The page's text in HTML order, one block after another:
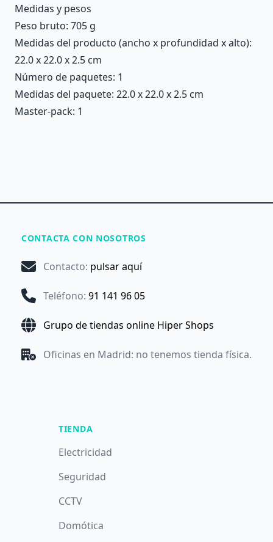
Medidas y pesos
Peso bruto: 705 g
Medidas del producto (ancho x profundidad x alto):
22.0 x 22.0 x 2.5 cm
Número de paquetes: 1
Medidas del paquete: 22.0 x 22.0 x 2.5 cm
Master-pack: 1
CONTACTA CON NOSOTROS
Contacto: pulsar aquí
Teléfono: 91 141 96 05
Grupo de tiendas online Hiper Shops
Oficinas en Madrid: no tenemos tienda física.
TIENDA
Electricidad
Seguridad
CCTV
Domótica